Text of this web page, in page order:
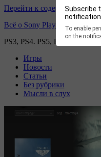
Subscribe
To enable
on the
Перейти к содержимому
Всё о Sony Playstation
PS3, PS4. PS5, PS games
Игры
Новости
Статьи
Без рубрики
Мысли в слух